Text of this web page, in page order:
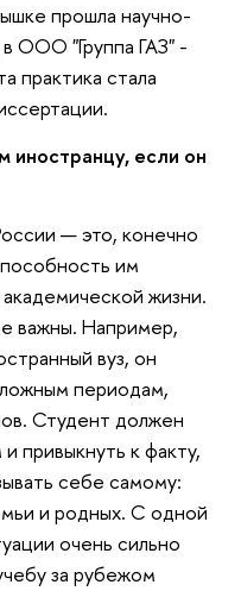
прошла научно-
ООО "Группа ГАЗ" -
практика стала
иностранцу, если он
— это, конечно
им
жизни.
важны. Например,
вуз, он
периодам,
Студент должен
привыкнуть к факту,
себе самому:
и родных. С одной
очень сильно
за рубежом